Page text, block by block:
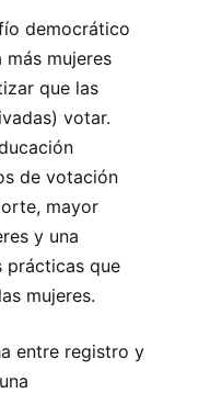
democrático
mujeres
que las
votar.
de votación
mayor
y una
prácticas que
mujeres.
entre registro y